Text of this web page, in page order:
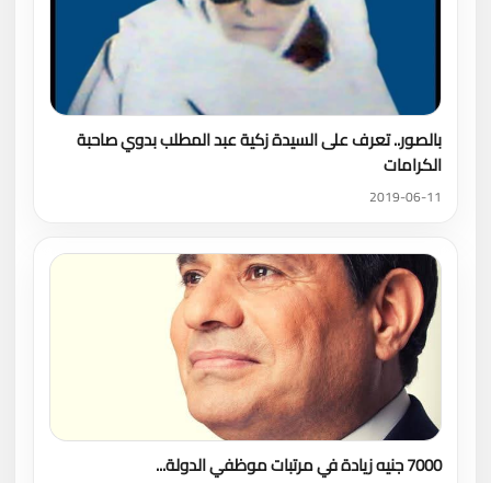
بالصور.. تعرف على السيدة زكية عبد المطلب بدوي صاحبة
الكرامات
2019-06-11
7000 جنيه زيادة في مرتبات موظفي الدولة...